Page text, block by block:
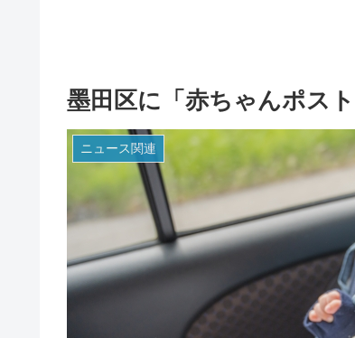
墨田区に「赤ちゃんポス
ニュース関連